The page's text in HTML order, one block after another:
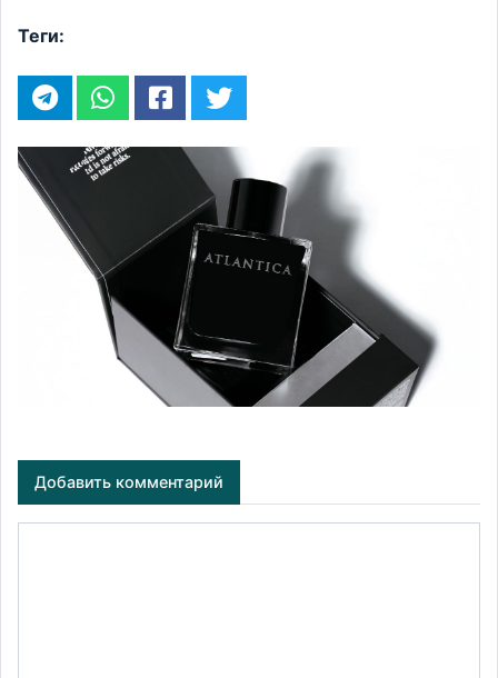
Теги:
Добавить комментарий